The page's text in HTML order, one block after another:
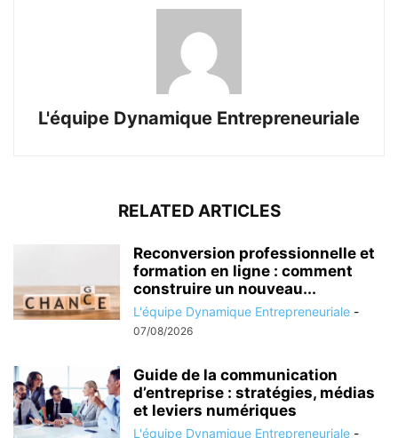
L'équipe Dynamique Entrepreneuriale
RELATED ARTICLES
Reconversion professionnelle et
formation en ligne : comment
construire un nouveau...
L'équipe Dynamique Entrepreneuriale -
07/08/2026
Guide de la communication
d’entreprise : stratégies, médias
et leviers numériques
L'équipe Dynamique Entrepreneuriale -